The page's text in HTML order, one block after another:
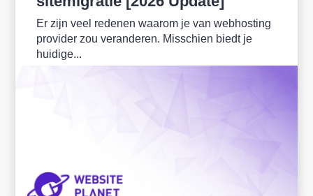
Er zijn veel redenen waarom je van webhosting
provider zou veranderen. Misschien biedt je
huidige...